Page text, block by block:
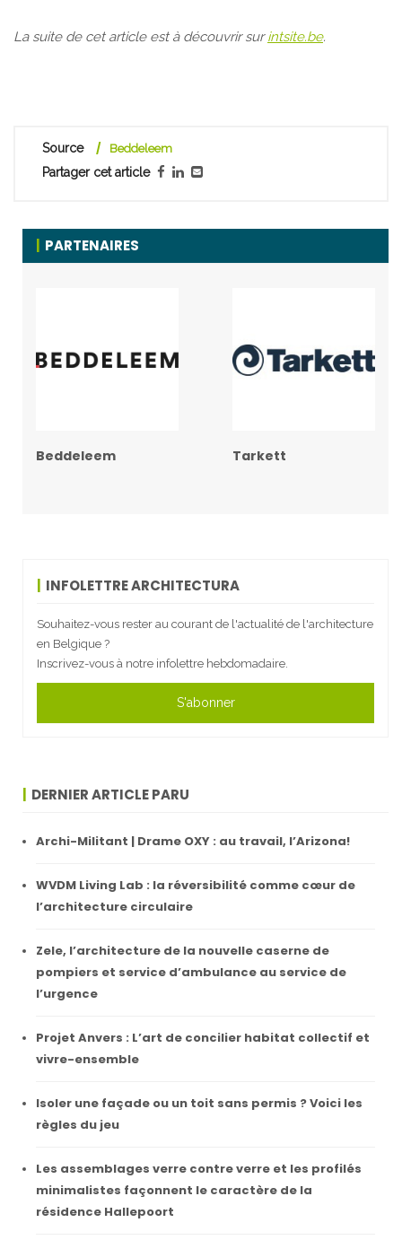
La suite de cet article est à découvrir surintsite.be.
Source Beddeleem
Partager cet article
PARTENAIRES
Beddeleem Tarkett
INFOLETTRE ARCHITECTURA
Souhaitez-vous rester au courant de l'actualité de l'architecture
en Belgique ?
Inscrivez-vous à notre infolettre hebdomadaire.
S'abonner
DERNIER ARTICLE PARU
Archi-Militant | Drame OXY : au travail, l’Arizona!
WVDM Living Lab : la réversibilité comme cœur de
l’architecture circulaire
Zele, l’architecture de la nouvelle caserne de
pompiers et service d’ambulance au service de
l’urgence
Projet Anvers : L’art de concilier habitat collectif et
vivre-ensemble
Isoler une façade ou un toit sans permis ? Voici les
règles du jeu
Les assemblages verre contre verre et les profilés
minimalistes façonnent le caractère de la
résidence Hallepoort